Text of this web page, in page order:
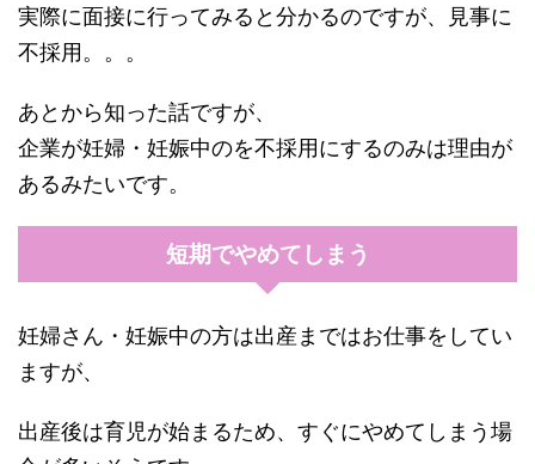
実際に面接に行ってみると分かるのですが、見事に
不採用。。。
あとから知った話ですが、
企業が妊婦・妊娠中のを不採用にするのみは理由が
あるみたいです。
短期でやめてしまう
妊婦さん・妊娠中の方は出産まではお仕事をしてい
ますが、
出産後は育児が始まるため、すぐにやめてしまう場